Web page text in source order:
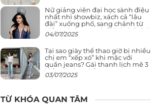
Nữ giảng viên đại học sành điệu
nhất nhì showbiz, xách cả “lâu
đài” xuống phố, sang chảnh từ
giảng đường ra phố khó ai đọ lại
04/07/2025
Tại sao giày thể thao giờ bị nhiều
chị em “xếp xó” khi mặc với
quần jeans? Gái thanh lịch mê 3
kiểu này hơn hẳn
03/07/2025
TỪ KHÓA QUAN TÂM